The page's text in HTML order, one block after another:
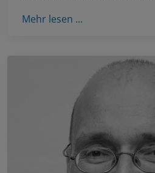
Mehr lesen ...